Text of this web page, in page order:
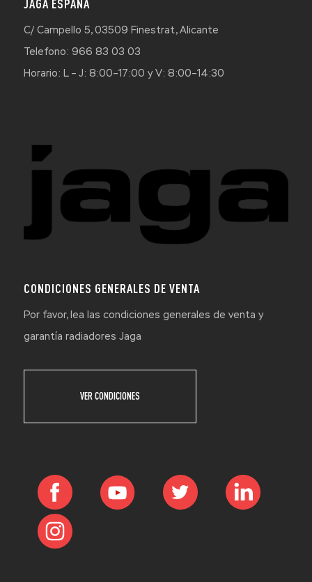
JAGA ESPAÑA
C/ Campello 5, 03509 Finestrat, Alicante
Telefono: 966 83 03 03
Horario: L – J: 8:00–17:00 y V: 8:00–14:30
CONDICIONES GENERALES DE VENTA
Por favor, lea las condiciones generales de venta y
garantía radiadores Jaga
VER CONDICIONES